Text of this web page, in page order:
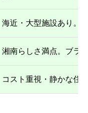
海近・大型施設あり。
湘南らしさ満点。ブラ
コスト重視・静かな住